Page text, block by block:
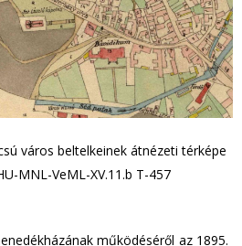
város beltelkeinek átnézeti térképe
MNL-VeML-XV.11.b T-457
működéséről az 1895.